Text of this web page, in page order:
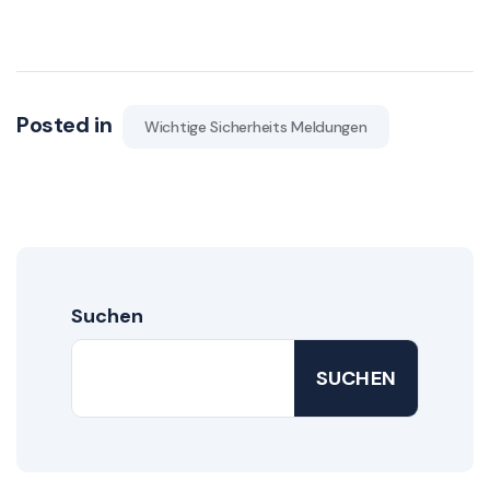
Posted in Wichtige Sicherheits Meldungen
Suchen
SUCHEN